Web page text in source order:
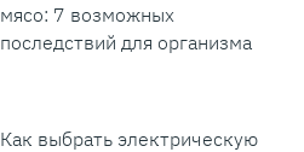
мясо: 7 возможных
последствий для организма
Как выбрать электрическую